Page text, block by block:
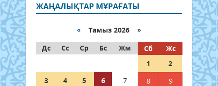
ЖАҢАЛЫҚТАР МҰРАҒАТЫ
« Тамыз 2026 »
Дс
Сс Ср Бс Жм Сб
Жс
1
2
3
4 5 6 7 8
9